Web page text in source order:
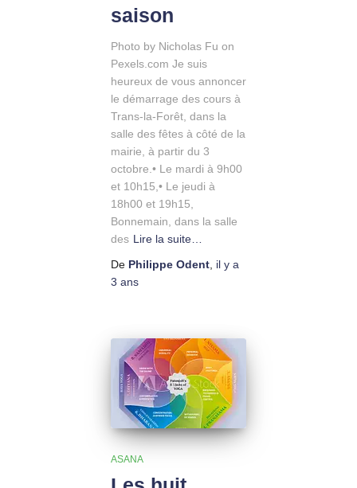
saison
Photo by Nicholas Fu on
Pexels.com Je suis
heureux de vous annoncer
le démarrage des cours à
Trans-la-Forêt, dans la
salle des fêtes à côté de la
mairie, à partir du 3
octobre.• Le mardi à 9h00
et 10h15,• Le jeudi à
18h00 et 19h15,
Bonnemain, dans la salle
des Lire la suite…
De Philippe Odent, il y a
3 ans
ASANA